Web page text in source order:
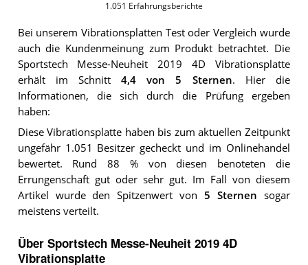
1.051 Erfahrungsberichte
Bei unseremVibrationsplatten Test oder Vergleich wurde
auch die Kundenmeinung zum Produkt betrachtet. Die
Sportstech Messe-Neuheit 2019 4D Vibrationsplatte
erhält im Schnitt4,4 von 5 Sternen. Hier die
Informationen, die sich durch die Prüfung ergeben
haben:
Diese Vibrationsplatte haben bis zum aktuellen Zeitpunkt
ungefähr 1.051 Besitzer gecheckt und im Onlinehandel
bewertet. Rund 88 % von diesen benoteten die
Errungenschaft gut oder sehr gut. Im Fall von diesem
Artikel wurde den Spitzenwert von5 Sternen sogar
meistens verteilt.
Über Sportstech Messe-Neuheit 2019 4D
Vibrationsplatte